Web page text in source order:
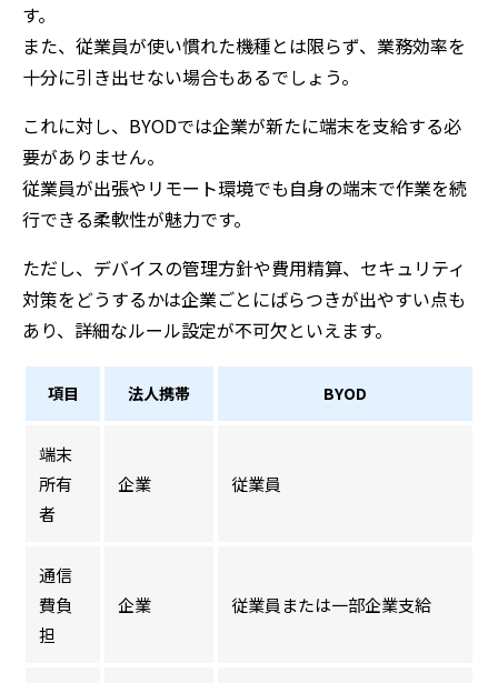
す。
また、従業員が使い慣れた機種とは限らず、業務効率を
十分に引き出せない場合もあるでしょう。
これに対し、BYODでは企業が新たに端末を支給する必
要がありません。
従業員が出張やリモート環境でも自身の端末で作業を続
行できる柔軟性が魅力です。
ただし、デバイスの管理方針や費用精算、セキュリティ
対策をどうするかは企業ごとにばらつきが出やすい点も
あり、詳細なルール設定が不可欠といえます。
項目 法人携帯 BYOD
端末
所有
者
企業 従業員
通信
費負
担
企業 従業員または一部企業支給